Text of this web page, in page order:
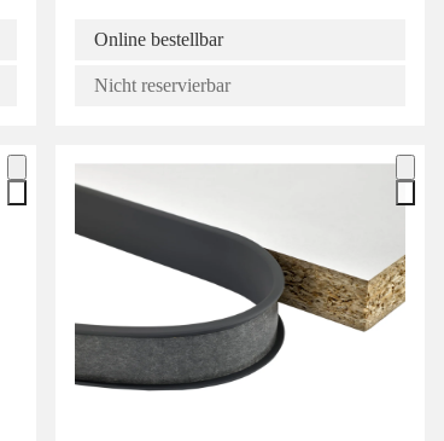
Online bestellbar
Nicht reservierbar